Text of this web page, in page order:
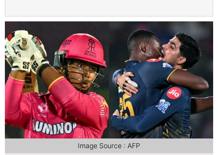
Image Source : AFP